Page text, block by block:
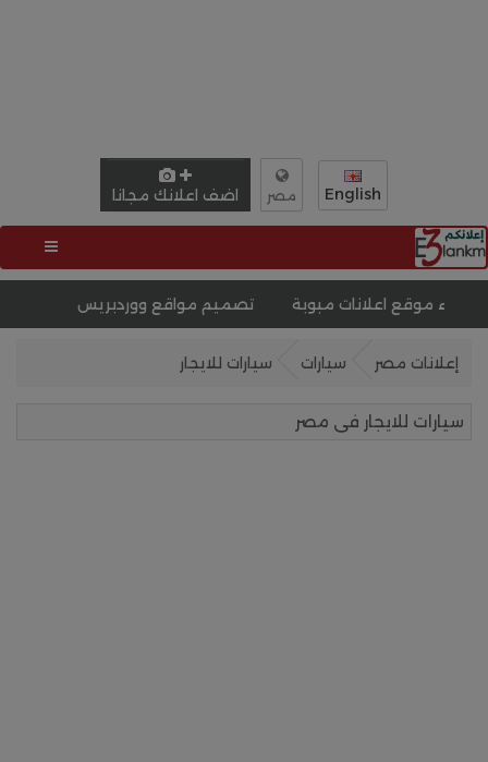
English مصر اضف اعلانك مجانا
تصميم مواقع ووردبريس تصميم موقع لبيع دورات
إعلانات مصر سيارات سيارات للايجار
سيارات للايجار فى مصر